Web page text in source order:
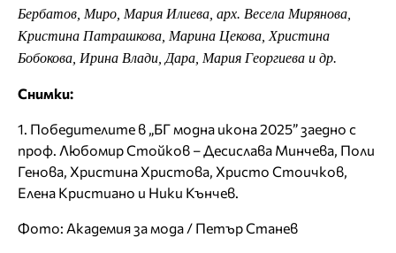
Бербатов, Миро, Мария Илиева, арх. Весела Мирянова,
Кристина Патрашкова, Марина Цекова, Христина
Бобокова, Ирина Влади, Дара, Мария Георгиева и др.
Снимки:
1. Победителите в „БГ модна икона 2025” заедно с
проф. Любомир Стойков – Десислава Минчева, Поли
Генова, Христина Христова, Христо Стоичков,
Елена Кристиано и Ники Кънчев.
Фото: Академия за мода / Петър Станев